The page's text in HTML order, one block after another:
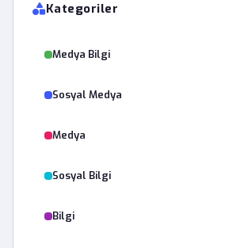
Kategoriler
Medya Bilgi
Sosyal Medya
Medya
Sosyal Bilgi
Bilgi